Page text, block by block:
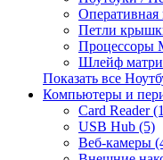
Петли
Процессоры
Шлейф
Показать все
Компьютеры и
Card Reader
USB Hub (5)
Веб-камеры